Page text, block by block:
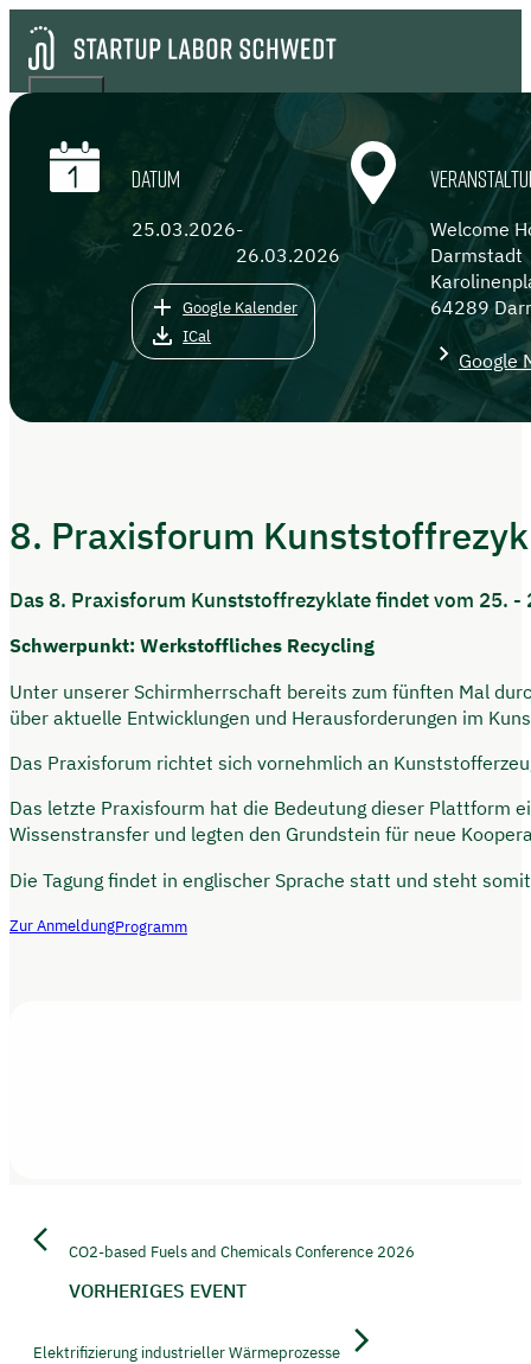
8. Praxisforum
Das 8. Praxisforum Kunststoffrezyklate findet vom 25.
Schwerpunkt: Werkstoffliches Recycling
Unter unserer Schirmherrschaft bereits zum fünften Mal
über aktuelle Entwicklungen und Herausforderungen im
Das Praxisforum richtet sich vornehmlich an
Das letzte Praxisfourm hat die Bedeutung dieser Plattform
Wissenstransfer und legten den Grundstein für neue
Die Tagung findet in englischer Sprache statt und steht
Zur AnmeldungProgramm
DATUM
25.03.2026-
26.03.2026
Google Kalender
ICal
Welcome
Darmstadt
64289
Google
CO2-based Fuels and Chemicals Conference 2026
VORHERIGES EVENT
Elektrifizierung industrieller Wärmeprozesse